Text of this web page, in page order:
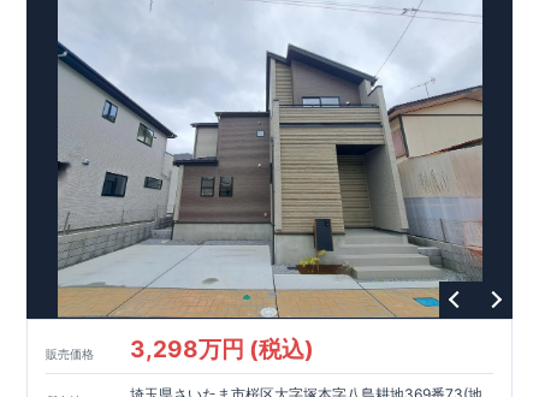
クインクローゼット設置
太陽光発電（フラットプラン）採用 月額サービス料
ホテルライクで実用的な洗面空間 （オープンサニタリーirodori
詳細ページへ）
家計にやさしい住宅性能
長期優良住宅 住宅ローン控除額の優遇、 固定資産税の減額期間
延長など 税制面でのメリットが受けられます。
耐震等級 ３ ＋制震ダンパー 建築基準法の1.5倍の耐震性。 地震保
険の割引（最大50％）対象です。
現地のご案内・資料請求 受付中​ ​■完成済みにつき、​実際の
建物・設備・間取りを​ 現地にてご確認いただけます。 ​
TEL
0120-44-1081
（9:30 18:30／火水曜休み）
スマートフォンで見やすい特設サイトはこちら
販売価格 3,298万円 (税込)